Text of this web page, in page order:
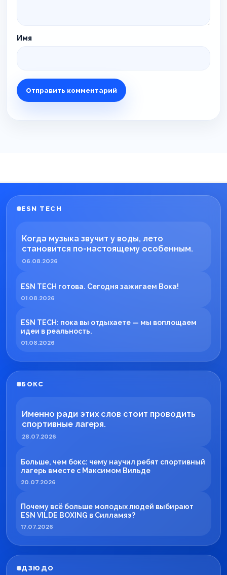
Имя
ESN TECH
Когда музыка звучит у воды, лето
становится по-настоящему особенным.
06.08.2026
ESN TECH готова. Сегодня зажигаем Вока!
01.08.2026
ESN TECH: пока вы отдыхаете — мы воплощаем
идеи в реальность.
01.08.2026
БОКС
Именно ради этих слов стоит проводить
спортивные лагеря.
28.07.2026
Больше, чем бокс: чему научил ребят спортивный
лагерь вместе с Максимом Вильде
20.07.2026
Почему всё больше молодых людей выбирают
ESN VILDE BOXING в Силламяэ?
17.07.2026
ДЗЮДО